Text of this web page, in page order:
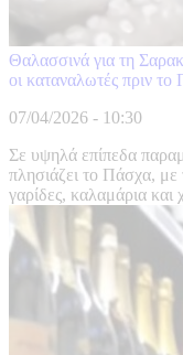
Θαλασσινά για τη
οι καταναλωτές πριν
07/04/2026 - 10:30
Σε υψηλά επίπεδα
πλησιάζει το Πάσχα, με
γαρίδες, καλαμάρια και